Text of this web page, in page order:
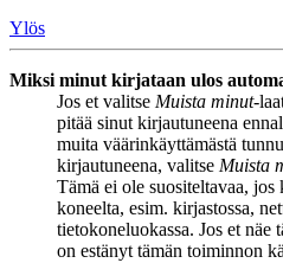
Ylös
Miksi minut kirjataan ulos
Jos et valitse Muista minut-
pitää sinut kirjautuneena
muita väärinkäyttämästä
kirjautuneena, valitse Muista
Tämä ei ole suositeltavaa,
koneelta, esim. kirjastossa,
tietokoneluokassa. Jos et
on estänyt tämän toiminnon